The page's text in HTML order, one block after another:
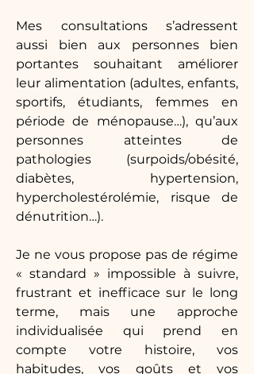
Mes consultations s’adressent
aussi bien aux personnes bien
portantes souhaitant améliorer
leur alimentation (adultes, enfants,
sportifs, étudiants, femmes en
période de ménopause…), qu’aux
personnes atteintes de
pathologies (surpoids/obésité,
diabètes, hypertension,
hypercholestérolémie, risque de
dénutrition…).
Je ne vous propose pas de régime
« standard » impossible à suivre,
frustrant et inefficace sur le long
terme, mais une approche
individualisée qui prend en
compte votre histoire, vos
habitudes, vos goûts et vos